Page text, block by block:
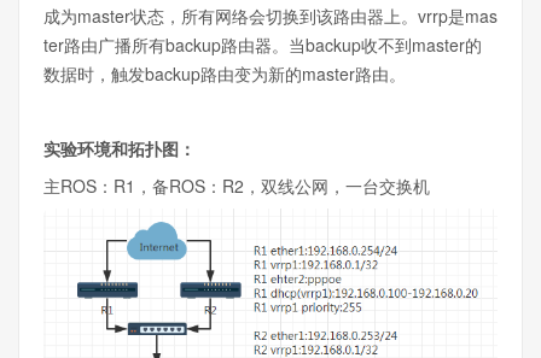
成为master状态，所有网络会切换到该路由器上。vrrp是mas
ter路由广播所有backup路由器。当backup收不到master的
数据时，触发backup路由变为新的master路由。
实验环境和拓扑图：
主ROS：R1，备ROS：R2，双线公网，一台交换机